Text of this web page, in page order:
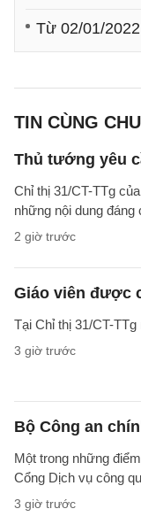
Từ 02/01/
TIN CÙNG
Thủ tướng yêu
Chỉ thị 31/CT-TTg
những nội dung
2 giờ trước
Giáo viên được
Tại Chỉ thị 31/CT-
3 giờ trước
Bộ Công an
Một trong những
Cổng Dịch vụ công
3 giờ trước